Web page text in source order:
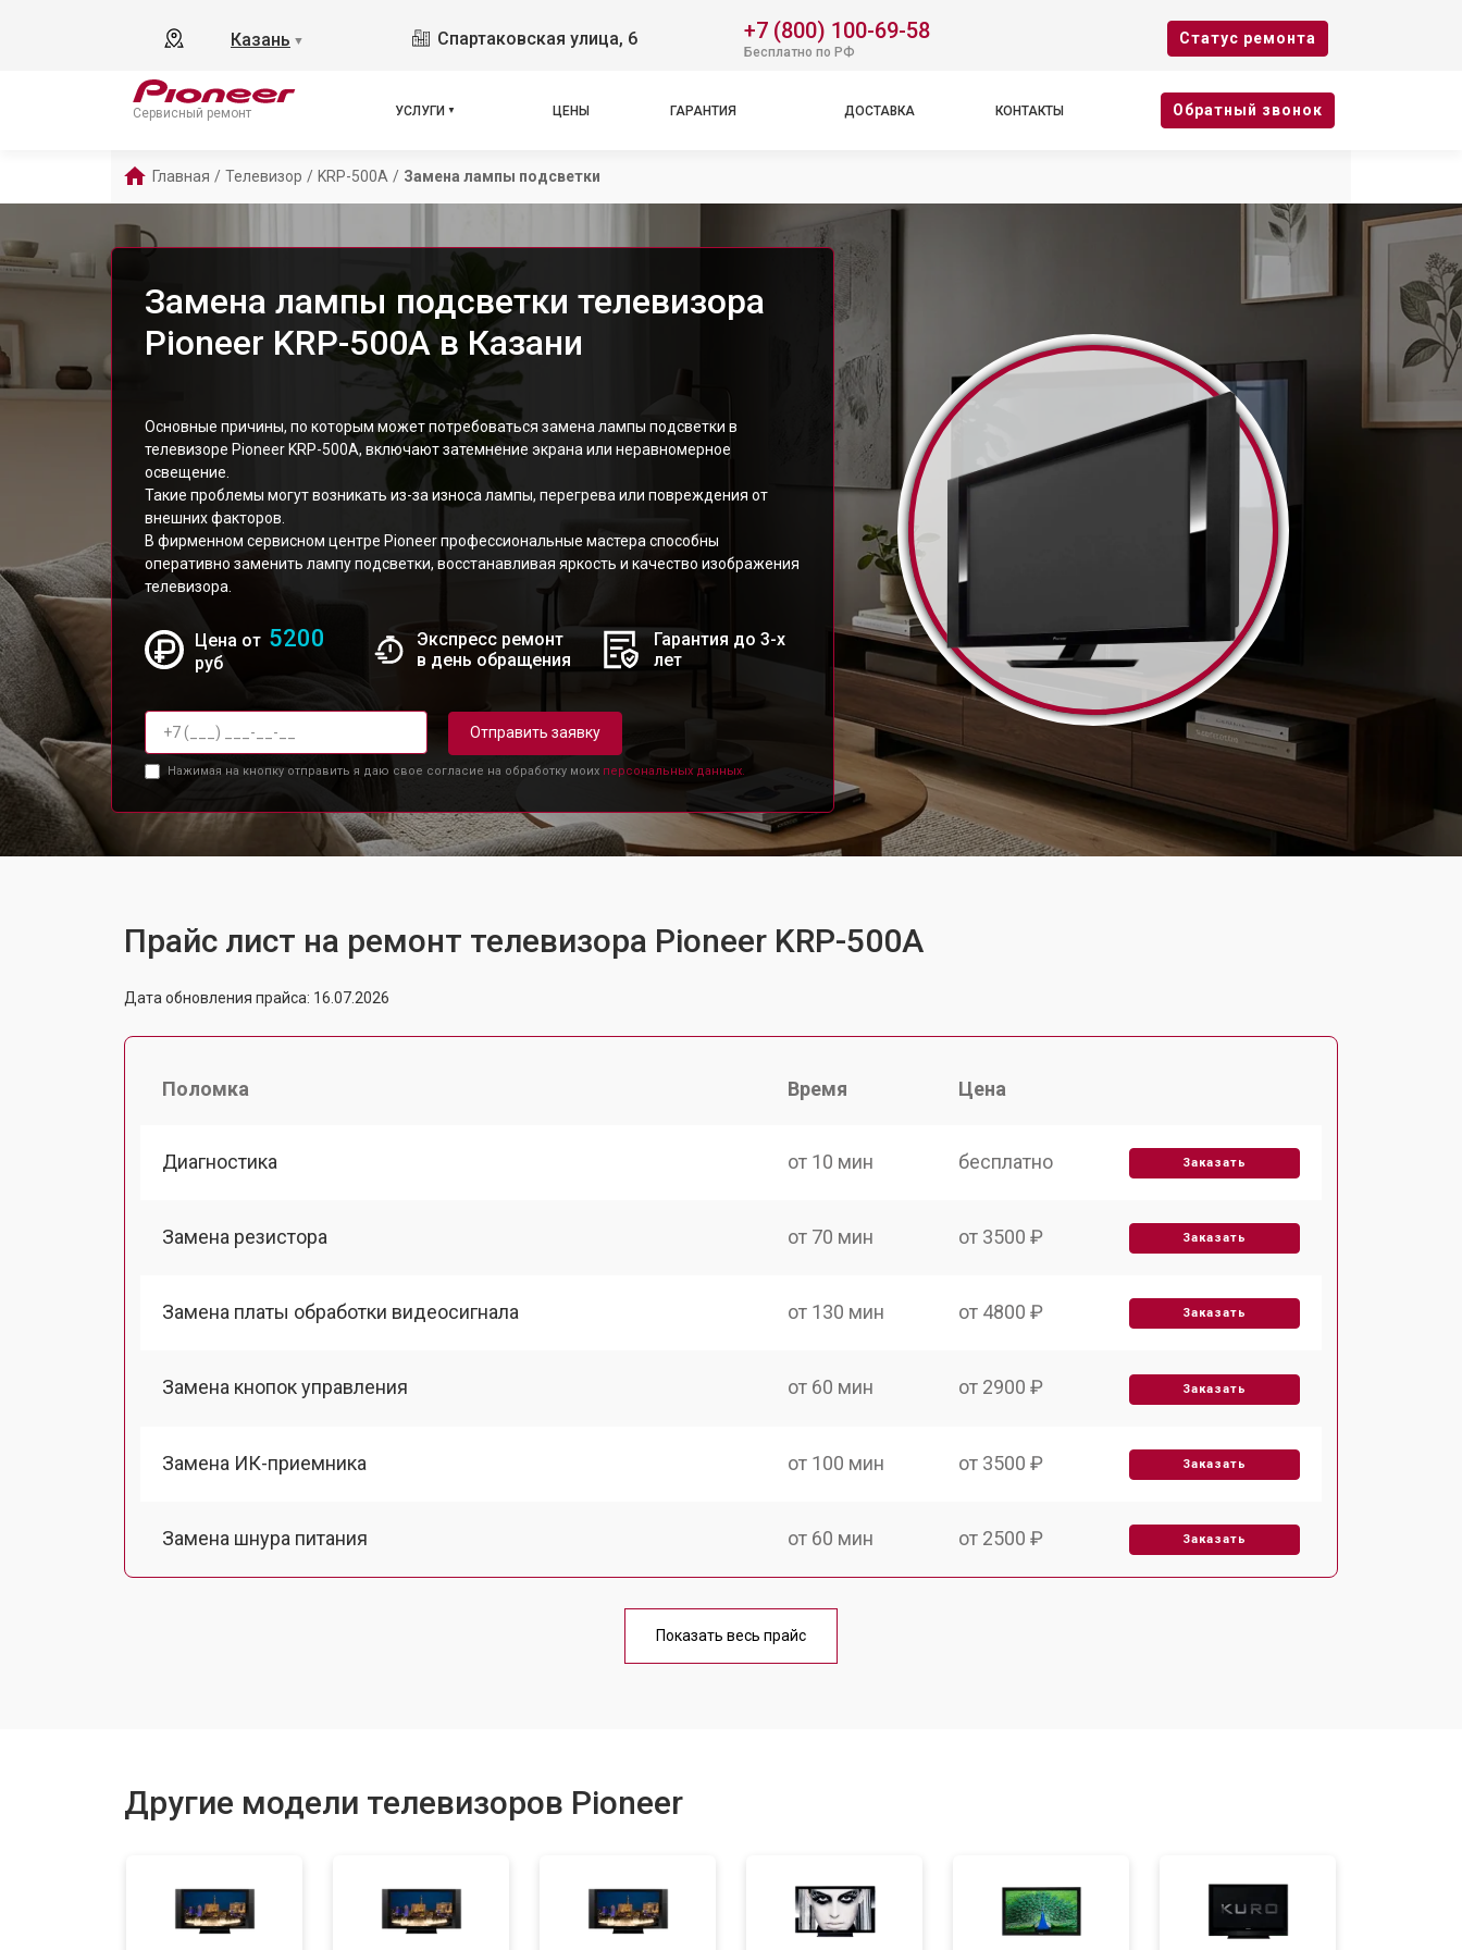
Казань ▼ Спартаковская улица, 6 +7 (800) 100-69-58
Бесплатно по РФ
Cтатус ремонта
Сервисный ремонт УСЛУГИ ЦЕНЫ ГАРАНТИЯ ДОСТАВКА КОНТАКТЫ Oбратный звонок
Главная / Телевизор / KRP-500A / Замена лампы подсветки
Замена лампы подсветки телевизора
Pioneer KRP-500A в Казани
Основные причины, по которым может потребоваться замена лампы подсветки в
телевизоре Pioneer KRP-500A, включают затемнение экрана или неравномерное
освещение.
Такие проблемы могут возникать из-за износа лампы, перегрева или повреждения от
внешних факторов.
В фирменном сервисном центре Pioneer профессиональные мастера способны
оперативно заменить лампу подсветки, восстанавливая яркость и качество изображения
телевизора.
Цена от 5200
руб
Экспресс ремонт
в день обращения
Гарантия до 3-х
лет
Отправить заявку
Нажимая на кнопку отправить я даю свое согласие на обработку моих персональных данных.
Прайс лист на ремонт телевизора Pioneer KRP-500A
Дата обновления прайса: 16.07.2026
Поломка Время Цена
Диагностика от 10 мин бесплатно Заказать
Замена резистора от 70 мин от 3500 ₽ Заказать
Замена платы обработки видеосигнала от 130 мин от 4800 ₽ Заказать
Замена кнопок управления от 60 мин от 2900 ₽ Заказать
Замена ИК-приемника от 100 мин от 3500 ₽ Заказать
Замена шнура питания от 60 мин от 2500 ₽ Заказать
от 90 мин
Замена HDMI порта от 80 мин от 2600 ₽ Заказать
Показать весь прайс
Другие модели телевизоров Pioneer